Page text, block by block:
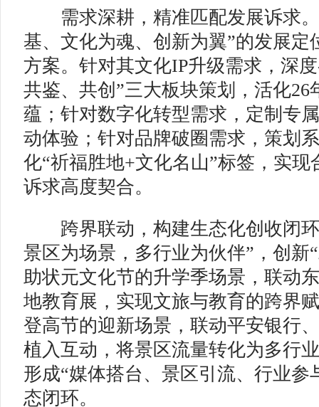
需求深耕，精准匹配发展诉求。
基、文化为魂、创新为翼”的发展定
方案。针对其文化IP升级需求，深
共鉴、共创”三大板块策划，活化26
蕴；针对数字化转型需求，定制专
动体验；针对品牌破圈需求，策划
化“祈福胜地+文化名山”标签，实
诉求高度契合。
跨界联动，构建生态化创收闭环
景区为场景，多行业为伙伴”，创新
助状元文化节的升学季场景，联动
地教育展，实现文旅与教育的跨界
登高节的迎新场景，联动平安银行
植入互动，将景区流量转化为多行
形成“媒体搭台、景区引流、行业参
态闭环。